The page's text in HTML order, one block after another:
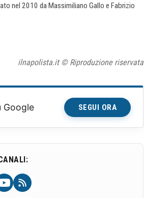
nel 2010 da Massimiliano Gallo e Fabrizio
ilnapolista.it © Riproduzione riservata
Google SEGUI ORA